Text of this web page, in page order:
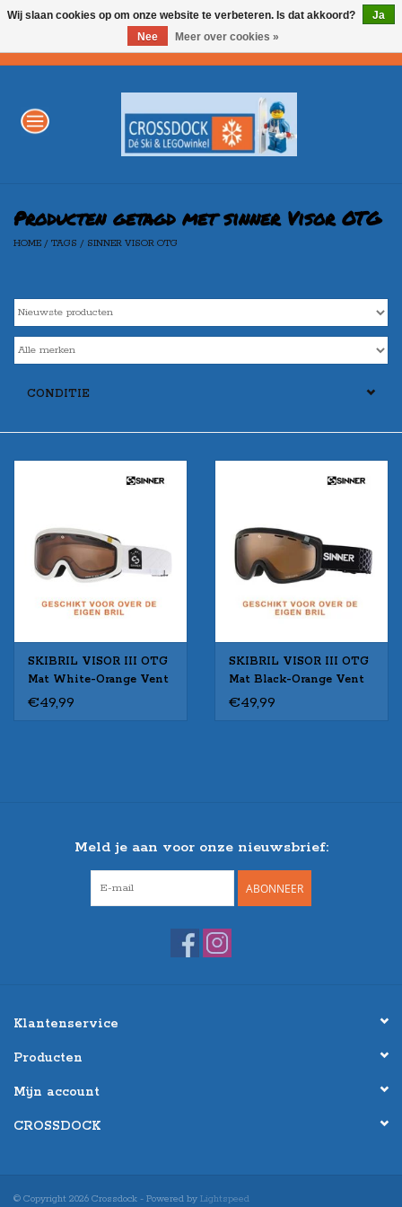
WINTERSPORT
LEGO
Merken
Producten getagd met sinner Visor OTG
HOME / TAGS / SINNER VISOR OTG
CONDITIE
SKIBRIL VISOR III OTG
Mat White-Orange Vent
€49,99
SKIBRIL VISOR III OTG
Mat Black-Orange Vent
€49,99
Meld je aan voor onze nieuwsbrief:
ABONNEER
Klantenservice
Producten
Mijn account
CROSSDOCK
© Copyright 2026 Crossdock - Powered by Lightspeed
Wij slaan cookies op om onze website te verbeteren. Is dat akkoord?
Ja
Nee
Meer over cookies »